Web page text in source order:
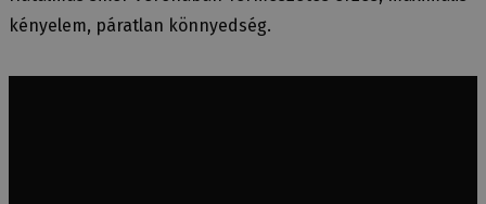
kényelem, páratlan könnyedség.